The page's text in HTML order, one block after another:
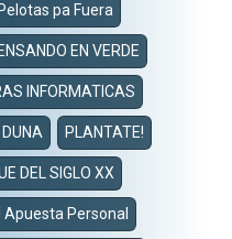
Pelotas pa Fuera
EN VERDE
INFORMATICAS
PLANTATE!
DEL SIGLO XX
Apuesta Personal